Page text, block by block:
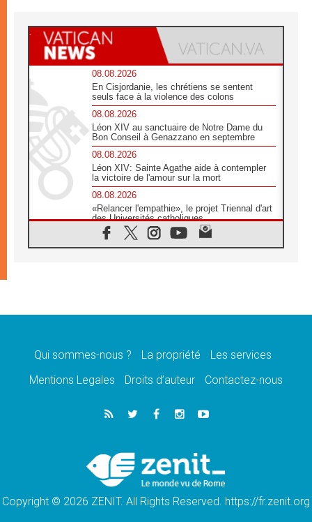
08.08.2026
En Cisjordanie, les chrétiens se sentent
seuls face à la violence des colons
08.08.2026
Léon XIV au sanctuaire de Notre Dame du
Bon Conseil à Genazzano en septembre
08.08.2026
Léon XIV: Sainte Agathe aide à contempler
la victoire de l'amour sur la mort
08.08.2026
«Relancer l'empathie», le projet Triennal d'art
des Universités catholiques
08.08.2026
Signis 2026, donner la parole aux religieuses
07.08.2026
07.08.2026
de l'Assomption et mémoire nationale
«La paix commence par l'empathie» estime
le cardinal Parolin
En Colombie, «la paix ne s'achète pas avec
une signature»
Qui sommes-nous ? La propriété
Les services
Mentions Legales
Droits d’auteur Contactez-nous
Copyright © 2026 ZENIT. All Rights Reserved. https://fr.zenit.org